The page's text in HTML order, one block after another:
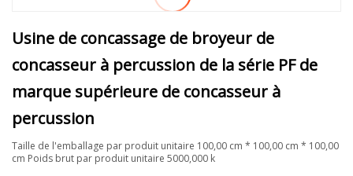
Usine de concassage de broyeur de
concasseur à percussion de la série PF de
marque supérieure de concasseur à
percussion
Taille de l'emballage par produit unitaire 100,00 cm * 100,00 cm * 100,00
cm Poids brut par produit unitaire 5000,000 k